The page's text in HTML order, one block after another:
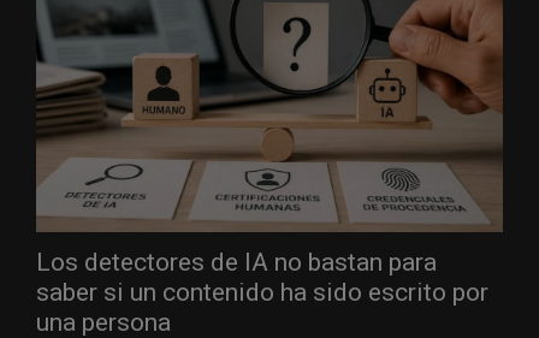
Los detectores de IA no bastan para
saber si un contenido ha sido escrito por
una persona